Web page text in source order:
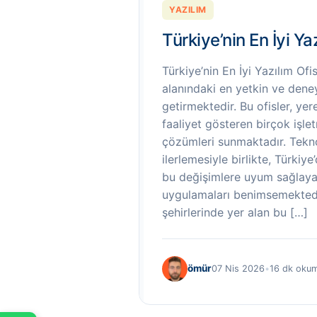
YAZILIM
Türkiye’nin En İyi
Türkiye’nin En İyi Yazılım
alanındaki en yetkin ve
getirmektedir. Bu ofisler,
faaliyet gösteren birçok
çözümleri sunmaktadır.
ilerlemesiyle birlikte,
bu değişimlere uyum
uygulamaları
şehirlerinde yer alan bu […]
ömür07 Nis 2026 •16 dk